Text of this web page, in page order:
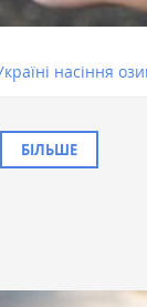
насіння
БІЛЬШЕ